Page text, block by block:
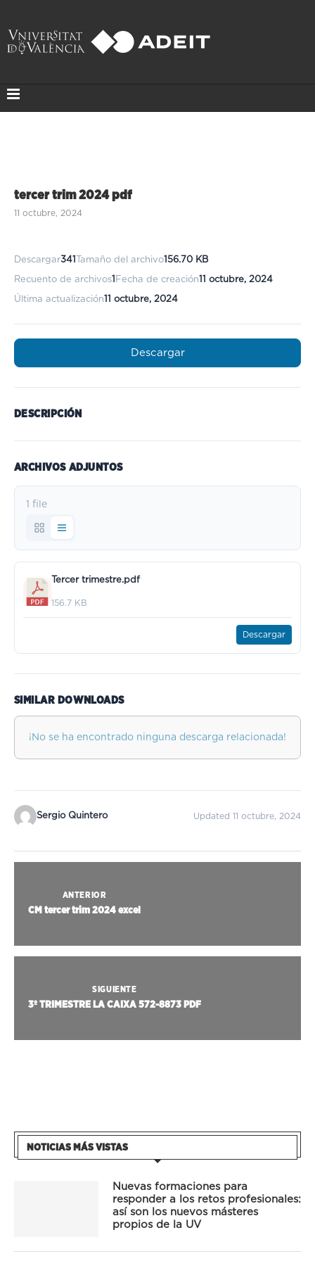
tercer trim 2024 pdf
11 octubre, 2024
Descargar341 Tamaño del archivo156.70 KB
Recuento de archivos1 Fecha de creación11 octubre, 2024
Última actualización11 octubre, 2024
Descargar
DESCRIPCIÓN
ARCHIVOS ADJUNTOS
1 file
Tercer trimestre.pdf
156.7 KB
Descargar
SIMILAR DOWNLOADS
¡No se ha encontrado ninguna descarga relacionada!
Sergio Quintero Updated 11 octubre, 2024
ANTERIOR
CM tercer trim 2024 excel
SIGUIENTE
3º TRIMESTRE LA CAIXA 572-8873 PDF
NOTICIAS MÁS VISTAS
Nuevas formaciones para
responder a los retos profesionales:
así son los nuevos másteres
propios de la UV